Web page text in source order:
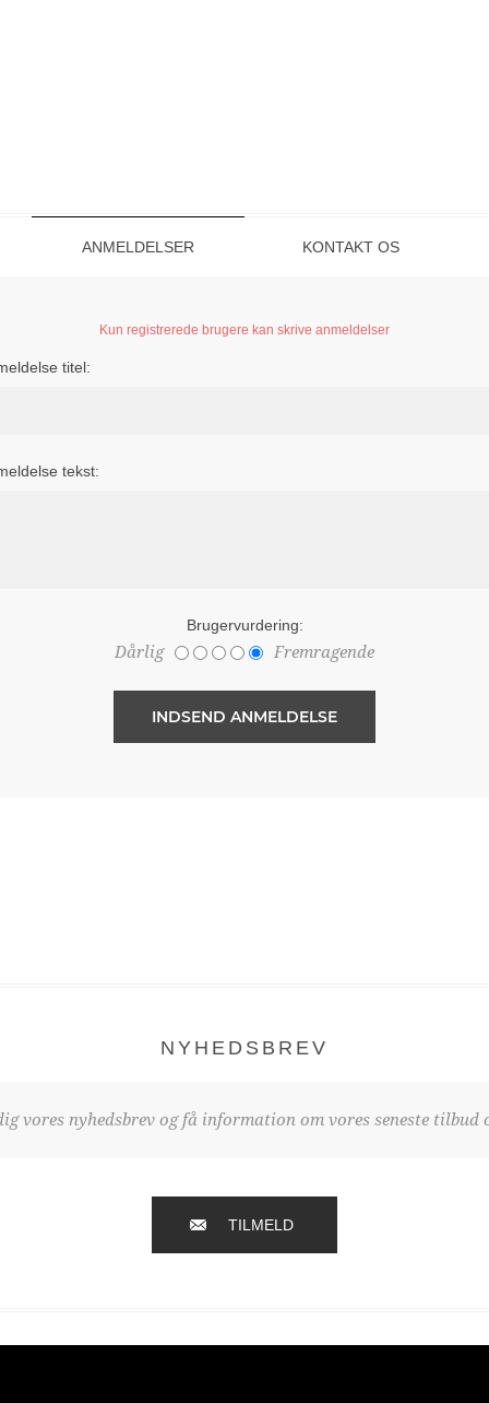
ANMELDELSER KONTAKT OS
Kun registrerede brugere kan skrive anmeldelser
titel:
tekst:
Brugervurdering:
Dårlig Fremragende
NYHEDSBREV
vores nyhedsbrev og få information om vores seneste tilbud
TILMELD